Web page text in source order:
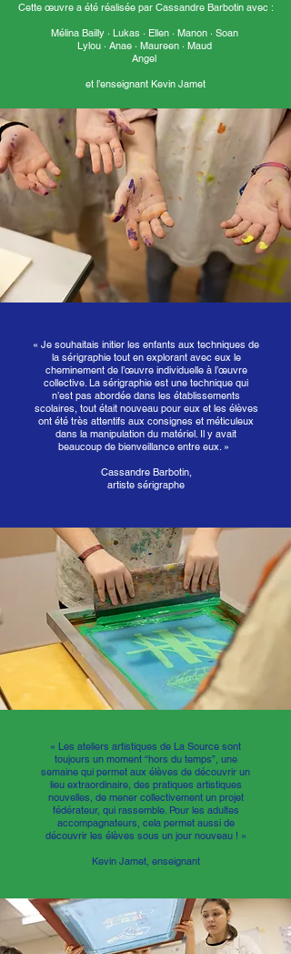
Cette œuvre a été réalisée par Cassandre Barbotin avec :
Mélina Bailly · Lukas · Ellen · Manon · Soan
Lylou · Anae · Maureen · Maud
Angel
et l’enseignant Kevin Jamet
« Je souhaitais initier les enfants aux techniques de
la sérigraphie tout en explorant avec eux le
cheminement de l’œuvre individuelle à l’œuvre
collective. La sérigraphie est une technique qui
n’est pas abordée dans les établissements
scolaires, tout était nouveau pour eux et les élèves
ont été très attentifs aux consignes et méticuleux
dans la manipulation du matériel. Il y avait
beaucoup de bienveillance entre eux. »
Cassandre Barbotin,
artiste sérigraphe
« Les ateliers artistiques de La Source sont
toujours un moment “hors du temps”, une
semaine qui permet aux élèves de découvrir un
lieu extraordinaire, des pratiques artistiques
nouvelles, de mener collectivement un projet
fédérateur, qui rassemble. Pour les adultes
accompagnateurs, cela permet aussi de
découvrir les élèves sous un jour nouveau ! »
Kevin Jamet, enseignant